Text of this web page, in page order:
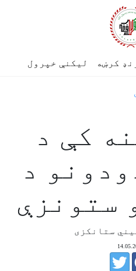
کرښه لیکنې خپرول
کې د
د
ستونزې
ستانکزی